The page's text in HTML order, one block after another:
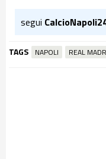
segui
TAGS NAPOLI REAL